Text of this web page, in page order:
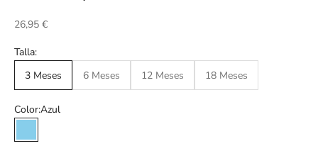
Precio de oferta
26,95 €
Talla:
3 Meses
6 Meses 12 Meses 18 Meses
Color:Azul
Azul